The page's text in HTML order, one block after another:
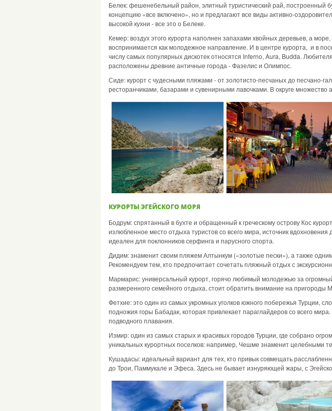
Белек: фешенебельный район, элитный туристический рай, построенный
концепцию «все включено», но и предлагают все виды активно-
высокой кухни - все это о Белеке.
Кемер: воздух этого курорта наполнен запахами хвойных деревьев, а
воспринимается как молодежное направление. И в центре курорта, и в
числу самых популярных дискотек относятся Inferno, Aura, Budda.
расположены древние античные города - Фазелис и Олимпос.
Сиде: курорт с чудесными пляжами - от золотисто-песчаных до песчано-
ресторанчиками, базарами и сувенирными лавочками. В округе множество
КУРОРТЫ ЭГЕЙСКОГО МОРЯ
Бодрум: спрятанный в бухте и обращенный к греческому острову Кос
излюбленное место отдыха туристов со всего мира, источник
идеален для поклонников серфинга и парусного спорта.
Дидим: знаменит своим пляжем Алтынкум («золотые пески»), а также
Рекомендуем тем, кто предпочитает сочетать пляжный отдых с
Мармарис: универсальный курорт, горячо любимый молодежью за
размеренного семейного отдыха, стоит обратить внимание на
Фетхие: это один из самых укромных уголков южного побережья Турции,
подножия горы Бабадак, которая привлекает параглайдеров со всего
подводного плавания.
Измир: один из самых старых и красивых городов Турции, где собрано
уникальных курортных поселков: например, Чешме знаменит целебными
Кушадасы: идеальный вариант для тех, кто привык совмещать
до Трои, Паммукале и Эфеса. Здесь не бывает изнуряющей жары, с